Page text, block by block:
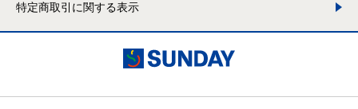
特定商取引に関する表示